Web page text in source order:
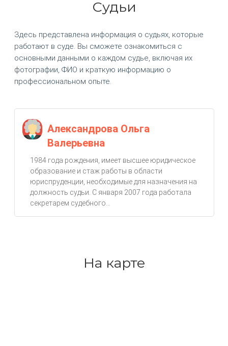
Судьи
Здесь представлена информация о судьях, которые
работают в суде. Вы сможете ознакомиться с
основными данными о каждом судье, включая их
фотографии, ФИО и краткую информацию о
профессиональном опыте.
Александрова Ольга
Валерьевна
1984 года рождения, имеет высшее юридическое
образование и стаж работы в области
юриспруденции, необходимые для назначения на
должность судьи. С января 2007 года работала
секретарем судебного...
На карте